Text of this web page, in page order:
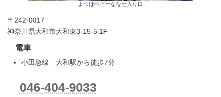
よつばベビーななせ入り口
〒242-0017
神奈川県大和市大和東3-15-5 1F
電車
小田急線 大和駅から徒歩7分
046-404-9033